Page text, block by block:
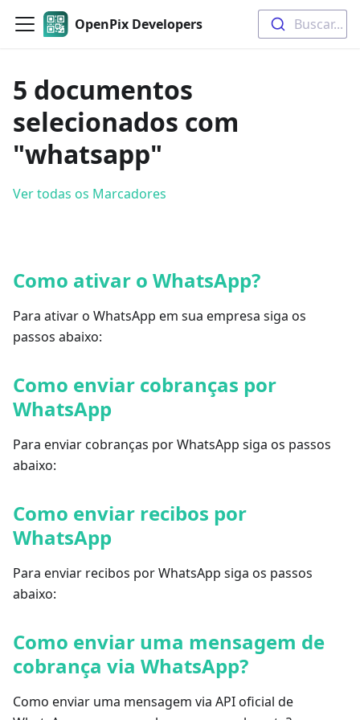
OpenPix Developers Buscar...
5 documentos
selecionados com
"whatsapp"
Ver todas os Marcadores
Como ativar o WhatsApp?
Para ativar o WhatsApp em sua empresa siga os
passos abaixo:
Como enviar cobranças por
WhatsApp
Para enviar cobranças por WhatsApp siga os passos
abaixo:
Como enviar recibos por
WhatsApp
Para enviar recibos por WhatsApp siga os passos
abaixo:
Como enviar uma mensagem de
cobrança via WhatsApp?
Como enviar uma mensagem via API oficial de